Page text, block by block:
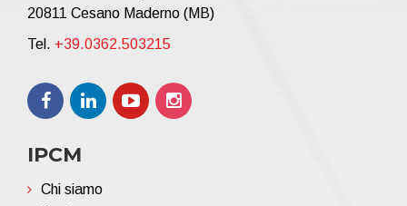
20811 Cesano Maderno (MB)
Tel. +39.0362.503215
IPCM
Chi siamo